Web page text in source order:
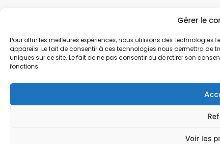
Gérer le
Pour offrir les meilleures expériences, nous utilisons des
appareils. Le fait de consentir à ces technologies nous permettra de
uniques sur ce site. Le fait de ne pas consentir ou de retirer son
fonctions.
Voir les